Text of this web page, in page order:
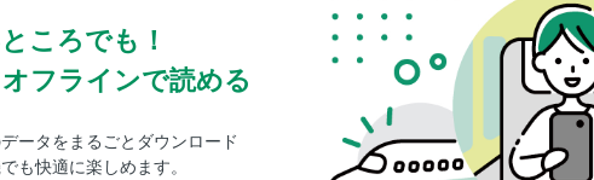
ころでも！
フラインで読める
ータをまるごとダウンロード
も快適に楽しめます。